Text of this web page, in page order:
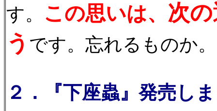
す。 この思いは、 次
う です。忘れるものか。
２．『下座蟲』発売し